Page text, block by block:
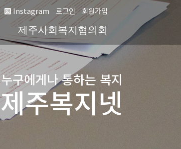
Instagram 로그인 회원가입
제주사회복지협의회
누구에게나 통하는 복지
제주복지넷